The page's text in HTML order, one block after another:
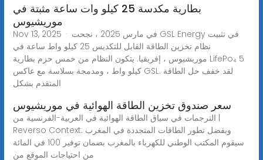
بطارية مكدسة 25 كيلو وات ساعة مثبتة في
موريشيوس
Nov 13, 2025 · في مارس 2025 ، نجحت GSL Energy في تثبيت
نظام تخزين الطاقة القابل للتكديس 25 كيلو واط ساعة في
موريشيوس ، إفريقيا. يتكون النظام من خمس حزم بطارية LifePo₄ 5
كيلو واط ، ومدمجة بسلاسة مع عاكس GSL. لقد خفف حل الطاقة
المتقدم بشكل
سعر صندوق تخزين الطاقة الهوائية في موريشيوس
الترجمات في سياق الطاقة الهوائية في العربية-الفرنسية من |
Reverso Context: وبفضل تطور الطاقات المتجددة في المغرب
سيقوم المكتب الوطني للكهرباء بالمغرب بضمان توفير 100 في المائة
من احتياجات الموقع من